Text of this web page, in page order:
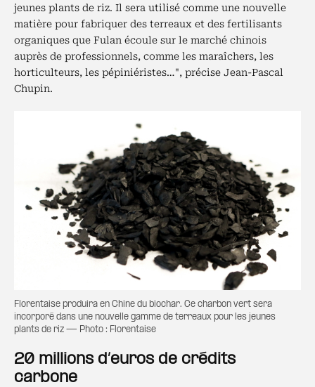
jeunes plants de riz. Il sera utilisé comme une nouvelle
matière pour fabriquer des terreaux et des fertilisants
organiques que Fulan écoule sur le marché chinois
auprès de professionnels, comme les maraîchers, les
horticulteurs, les pépiniéristes…", précise Jean-Pascal
Chupin.
Florentaise produira en Chine du biochar. Ce charbon vert sera
incorporé dans une nouvelle gamme de terreaux pour les jeunes
plants de riz — Photo : Florentaise
20 millions d’euros de crédits
carbone